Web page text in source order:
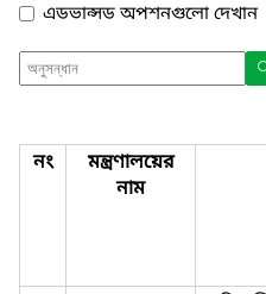
এডভান্সড অপশনগুলো দেখান
নং
মন্ত্রণালয়ের
নাম